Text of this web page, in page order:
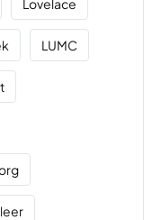
Lovelace
LUMC